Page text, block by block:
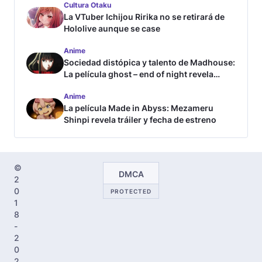
Cultura Otaku
La VTuber Ichijou Ririka no se retirará de
Hololive aunque se case
Anime
Sociedad distópica y talento de Madhouse:
La película ghost – end of night revela
Anime
La película Made in Abyss: Mezameru
Shinpi revela tráiler y fecha de estreno
©
2
0
1
8
-
2
0
DMCA
PROTECTED